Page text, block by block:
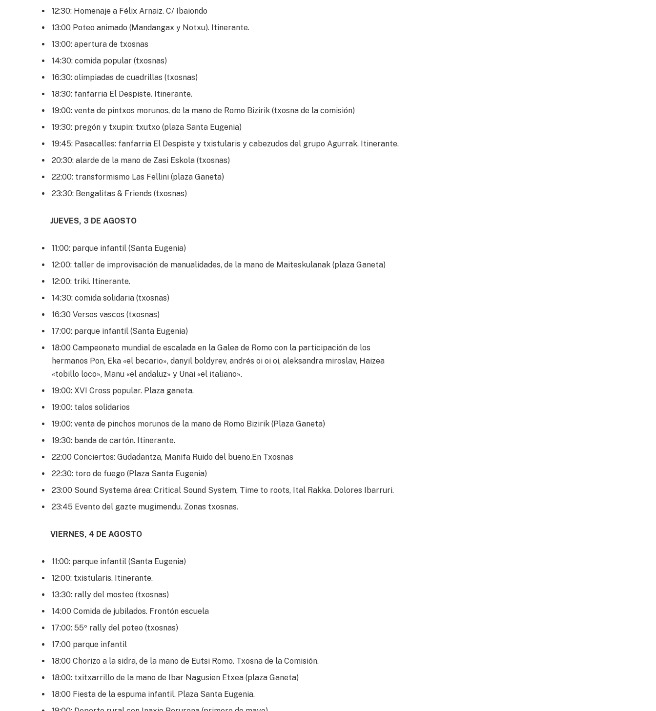
12:30: Homenaje a Félix Arnaiz. C/ Ibaiondo
13:00 Poteo animado (Mandangax y Notxu). Itinerante.
13:00: apertura de txosnas
14:30: comida popular (txosnas)
16:30: olimpiadas de cuadrillas (txosnas)
18:30: fanfarria El Despiste. Itinerante.
19:00: venta de pintxos morunos, de la mano de Romo Bizirik (txosna de la comisión)
19:30: pregón y txupin: txutxo (plaza Santa Eugenia)
19:45: Pasacalles: fanfarria El Despiste y txistularis y cabezudos del grupo Agurrak. Itinerante.
20:30: alarde de la mano de Zasi Eskola (txosnas)
22:00: transformismo Las Fellini (plaza Ganeta)
23:30: Bengalitas & Friends (txosnas)
JUEVES, 3 DE AGOSTO
11:00: parque infantil (Santa Eugenia)
12:00: taller de improvisación de manualidades, de la mano de Maiteskulanak (plaza Ganeta)
12:00: triki. Itinerante.
14:30: comida solidaria (txosnas)
16:30 Versos vascos (txosnas)
17:00: parque infantil (Santa Eugenia)
18:00 Campeonato mundial de escalada en la Galea de Romo con la participación de los
hermanos Pon, Eka «el becario», danyil boldyrev, andrés oi oi oi, aleksandra miroslav, Haizea
«tobillo loco», Manu «el andaluz» y Unai «el italiano».
19:00: XVI Cross popular. Plaza ganeta.
19:00: talos solidarios
19:00: venta de pinchos morunos de la mano de Romo Bizirik (Plaza Ganeta)
19:30: banda de cartón. Itinerante.
22:00 Conciertos: Gudadantza, Manifa Ruido del bueno.En Txosnas
22:30: toro de fuego (Plaza Santa Eugenia)
23:00 Sound Systema área: Critical Sound System, Time to roots, Ital Rakka. Dolores Ibarruri.
23:45 Evento del gazte mugimendu. Zonas txosnas.
VIERNES, 4 DE AGOSTO
11:00: parque infantil (Santa Eugenia)
12:00: txistularis. Itinerante.
13:30: rally del mosteo (txosnas)
14:00 Comida de jubilados. Frontón escuela
17:00: 55º rally del poteo (txosnas)
17:00 parque infantil
18:00 Chorizo a la sidra, de la mano de Eutsi Romo. Txosna de la Comisión.
18:00: txitxarrillo de la mano de Ibar Nagusien Etxea (plaza Ganeta)
18:00 Fiesta de la espuma infantil. Plaza Santa Eugenia.